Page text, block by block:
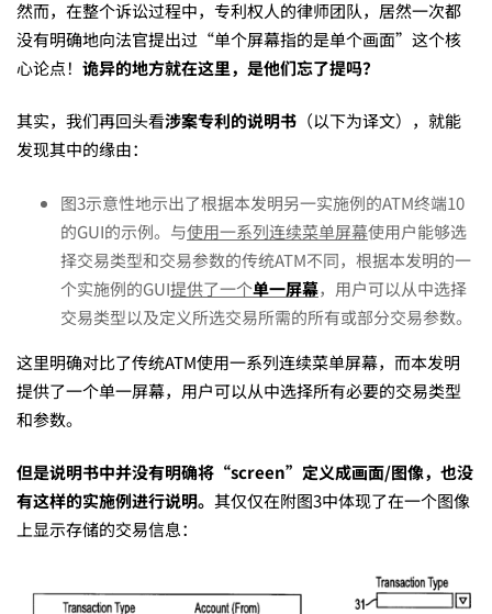
然而，在整个诉讼过程中，专利权人的律师团队，居然一次都
没有明确地向法官提出过“单个屏幕指的是单个画面”这个核
心论点！ 诡异的地方就在这里，是他们忘了提吗？
其实，我们再回头看涉案专利的说明书 （以下为译文），就能
发现其中的缘由：
图3示意性地示出了根据本发明另一实施例的ATM终端10
的GUI的示例。与使用一系列连续菜单屏幕使用户能够选
择交易类型和交易参数的传统ATM不同，根据本发明的一
个实施例的GUI提供了一个单一屏幕，用户可以从中选择
交易类型以及定义所选交易所需的所有或部分交易参数。
这里明确对比了传统ATM使用一系列连续菜单屏幕，而本发明
提供了一个单一屏幕，用户可以从中选择所有必要的交易类型
和参数。
但是说明书中并没有明确将“screen”定义成画面/图像，也没
有这样的实施例进行说明。 其仅仅在附图3中体现了在一个图像
上显示存储的交易信息：